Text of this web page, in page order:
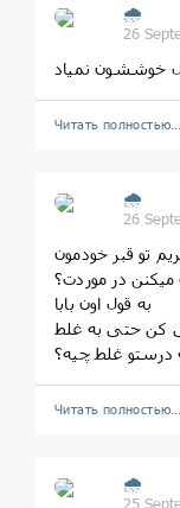
🌧
26
Читать полностью…
🌧
26
تو قبر خودمون
میکنن در موردت؟
به قول اون بابا
کن حتی به غلط
درستو غلط چیه؟
Читать полностью…
🌧
25